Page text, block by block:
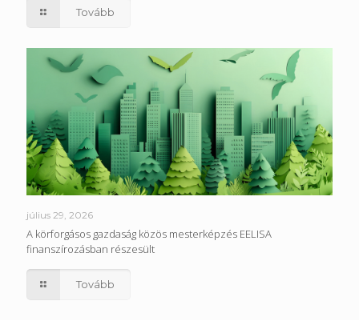
Tovább
július 29, 2026
A körforgásos gazdaság közös mesterképzés EELISA
finanszírozásban részesült
Tovább